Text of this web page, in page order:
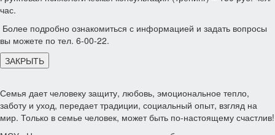
час.
Более подробно ознакомиться с информацией и задать вопросы
вы можете по тел. 6-00-22.
ЗАКРЫТЬ
Семья дает человеку защиту, любовь, эмоциональное тепло,
заботу и уход, передает традиции, социальный опыт, взгляд на
мир. Только в семье человек, может быть по-настоящему счастлив!